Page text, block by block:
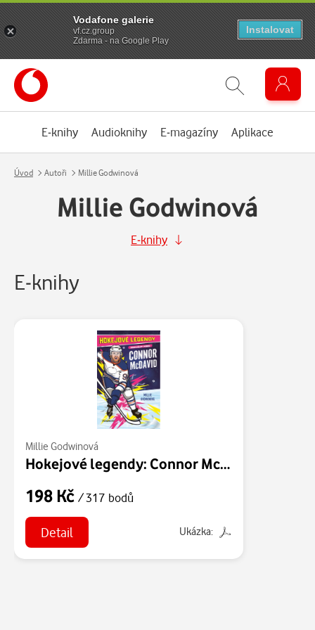
E-knihy Audioknihy E-magazíny Aplikace
Úvod Autoři Millie Godwinová
Millie Godwinová
E-knihy
E-knihy
Millie Godwinová
Hokejové legendy: Connor McDavid
198 Kč / 317 bodů
Detail Ukázka:
Vodafone galerie
vf.cz.group
Zdarma - na Google Play
Instalovat